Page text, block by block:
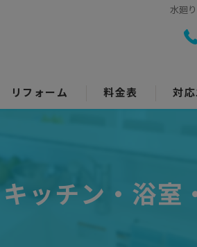
水廻
リフォーム
浴室リフォーム
料金表 対
ッチン・浴室